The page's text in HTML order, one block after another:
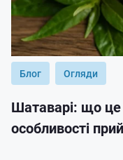
Блог Огляди
Шатаварі: що це
особливості